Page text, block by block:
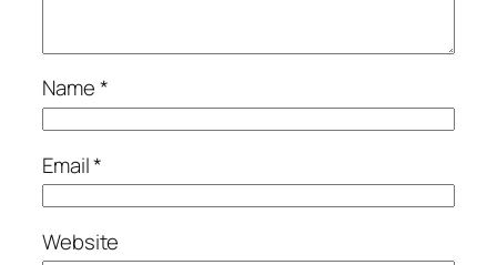
Name*
Email*
Website